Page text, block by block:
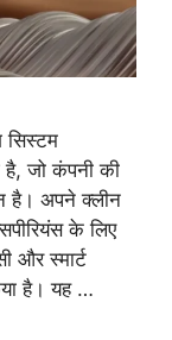
सिस्टम
जो कंपनी की
है। अपने क्लीन
के लिए
और स्मार्ट
है। यह …